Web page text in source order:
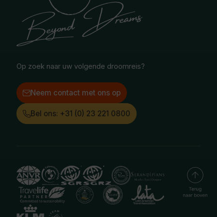
Poolgebied
Selfdrive reizen
Treinreizen
Vacatures
Facebook
Instagram
Op zoek naar uw volgende droomreis?
Neem contact met ons op
Bel ons: +31 (0) 23 221 0800